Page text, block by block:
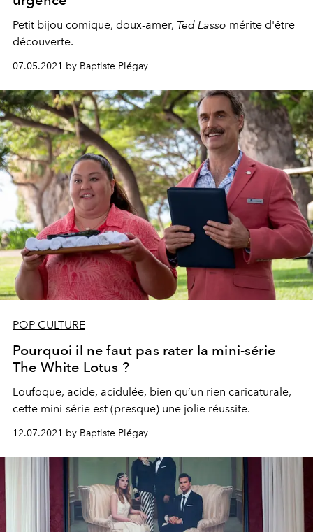
Petit bijou comique, doux-amer, Ted Lasso mérite d'être
découverte.
07.05.2021 by Baptiste Piégay
POP CULTURE
Pourquoi il ne faut pas rater la mini-série
The White Lotus ?
Loufoque, acide, acidulée, bien qu’un rien caricaturale,
cette mini-série est (presque) une jolie réussite.
12.07.2021 by Baptiste Piégay